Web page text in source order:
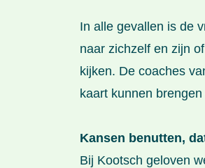
In alle gevallen is de
naar zichzelf en zijn
kijken. De coaches
kaart kunnen
Kansen benutten,
Bij Kootsch geloven